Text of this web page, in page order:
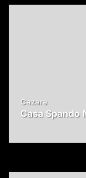
Cazare
Casa Spando